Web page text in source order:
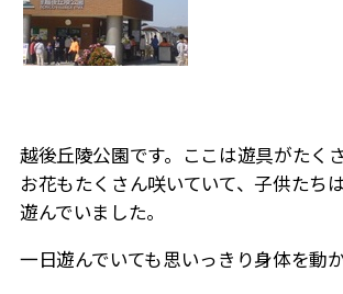
越後丘陵公園です。ここは遊具がたく
お花もたくさん咲いていて、子供たち
遊んでいました。
一日遊んでいても思いっきり身体を動